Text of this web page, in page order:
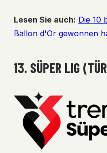
Lesen Sie auch: Die 10
Ballon d'Or gewonnen
13. SÜPER LIG